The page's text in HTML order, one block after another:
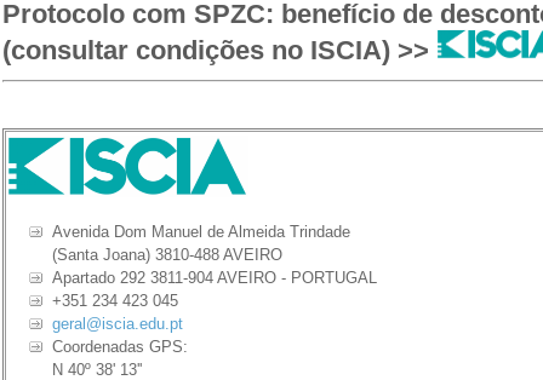
Protocolo com SPZC: benefício de
(consultar condições no ISCIA) >>
Avenida Dom Manuel de Almeida Trindade
(Santa Joana) 3810-488 AVEIRO
Apartado 292 3811-904 AVEIRO - PORTUGAL
+351 234 423 045
geral@iscia.edu.pt
Coordenadas GPS:
N 40º 38' 13''